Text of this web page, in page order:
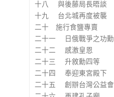
十八 與後藤局長晤談
十九 台北城再度被襲
二十 施行食鹽專賣
二十一 日俄戰爭之功勳
二十二 感激皇恩
二十三 升敘勳四等
二十四 奉迎東宮殿下
二十五 創辦台灣公益會